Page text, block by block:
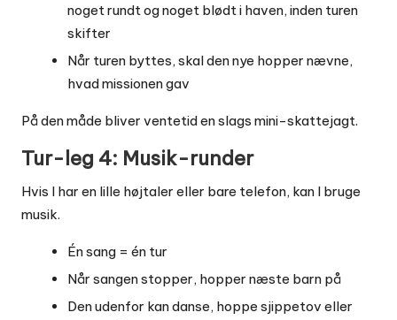
noget rundt og noget blødt i haven, inden turen
skifter
Når turen byttes, skal den nye hopper nævne,
hvad missionen gav
På den måde bliver ventetid en slags mini-skattejagt.
Tur-leg 4: Musik-runder
Hvis I har en lille højtaler eller bare telefon, kan I bruge
musik.
Én sang = én tur
Når sangen stopper, hopper næste barn på
Den udenfor kan danse, hoppe sjippetov eller